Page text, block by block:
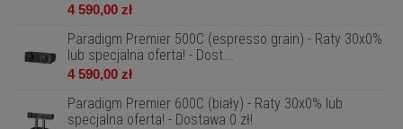
4 590,00 zł
Paradigm Premier 500C (espresso grain) - Raty 30x0%
lub specjalna oferta! - Dost...
4 590,00 zł
Paradigm Premier 600C (biały) - Raty 30x0% lub
specjalna oferta! - Dostawa 0 zł!